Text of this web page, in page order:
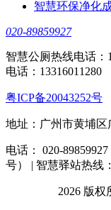
智慧环保净化
020-89859927
智慧公厕热线电话：
电话：13316011280
粤ICP备20043252号
地址：广州市黄埔
电话： 020-
号） | 智慧驿站热线
2026 版